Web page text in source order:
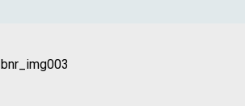
bnr_img003